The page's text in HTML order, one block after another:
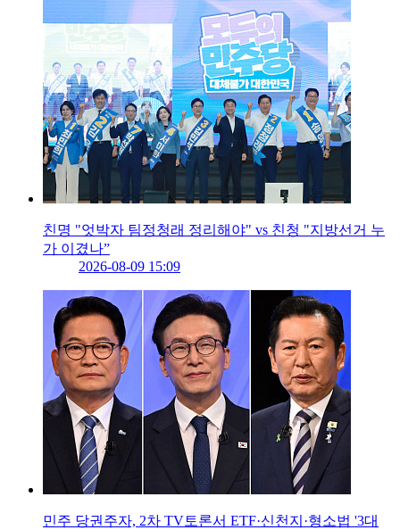
친명 "엇박자 팀정청래 정리해야" vs 친청 "지방선거 누
가 이겼나”
2026-08-09 15:09
민주 당권주자, 2차 TV토론서 ETF·신천지·형소법 '3대